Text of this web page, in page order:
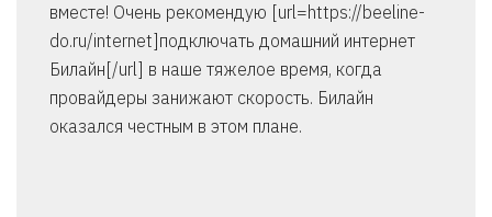
вместе! Очень рекомендую [url=https://beeline-
do.ru/internet]подключать домашний интернет
Билайн[/url] в наше тяжелое время, когда
провайдеры занижают скорость. Билайн
оказался честным в этом плане.